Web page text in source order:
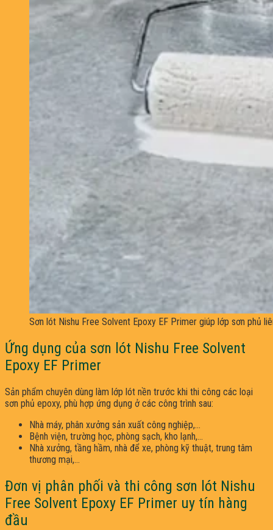
Sơn lót Nishu Free Solvent Epoxy EF Primer giúp lớp sơn phủ
Ứng dụng của sơn lót Nishu Free Solvent
Epoxy EF Primer
Sản phẩm chuyên dùng làm lớp lót nền trước khi thi công các loại
sơn phủ epoxy, phù hợp ứng dụng ở các công trình sau:
Nhà máy, phân xưởng sản xuất công nghiệp,…
Bệnh viện, trường học, phòng sạch, kho lạnh,…
Nhà xưởng, tầng hầm, nhà để xe, phòng kỹ thuật, trung tâm
thương mại,…
Đơn vị phân phối và thi công sơn lót Nishu
Free Solvent Epoxy EF Primer uy tín hàng
đầu